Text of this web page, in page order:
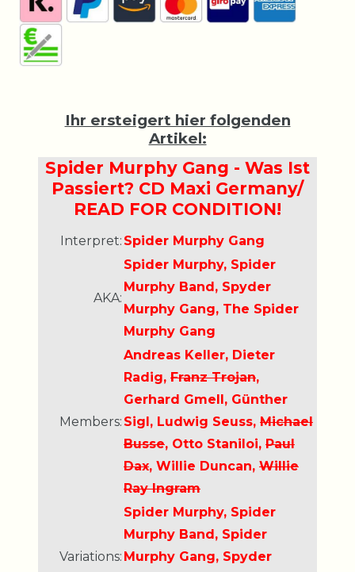
Ihr ersteigert hier folgenden
Artikel:
Spider Murphy Gang - Was Ist
Passiert? CD Maxi Germany/
READ FOR CONDITION!
Interpret: Spider Murphy Gang
AKA:
Spider Murphy, Spider
Murphy Band, Spyder
Murphy Gang, The Spider
Murphy Gang
Members:
Andreas Keller, Dieter
Radig, Franz Trojan,
Gerhard Gmell, Günther
Sigl, Ludwig Seuss, Michael
Busse, Otto Staniloi, Paul
Dax, Willie Duncan, Willie
Ray Ingram
Variations:
Spider Murphy, Spider
Murphy Band, Spider
Murphy Gang, Spyder